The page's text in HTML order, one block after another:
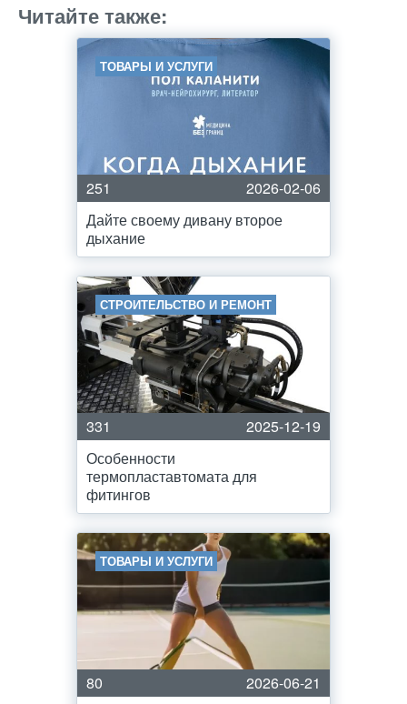
Читайте также:
ТОВАРЫ И УСЛУГИ
251
2026-02-06
Дайте своему дивану второе
дыхание
СТРОИТЕЛЬСТВО И РЕМОНТ
331
2025-12-19
Особенности
термопластавтомата для
фитингов
ТОВАРЫ И УСЛУГИ
80 2026-06-21